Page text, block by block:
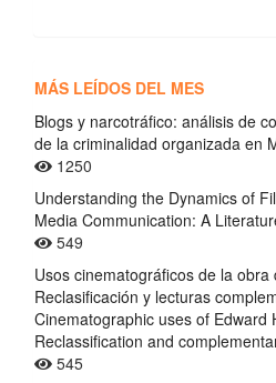
MÁS LEÍDOS DEL MES
Blogs y narcotráfico: análisis de
de la criminalidad organizada en
1250
Understanding the Dynamics of
Media Communication: A
549
Usos cinematográficos de la obra
Reclasificación y lecturas
Cinematographic uses of Edward
Reclassification and
545